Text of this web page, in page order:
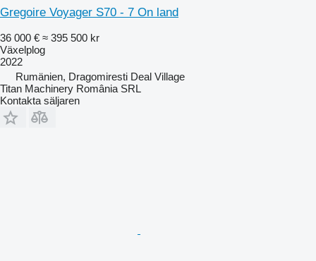
Gregoire Voyager S70 - 7 On land
36 000 € ≈ 395 500 kr
Växelplog
2022
Rumänien, Dragomiresti Deal Village
Titan Machinery România SRL
Kontakta säljaren